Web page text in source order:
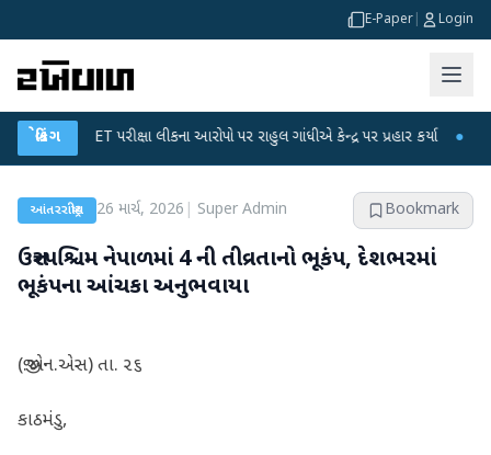
E-Paper Login
બ્રેકિંગ
NET પરીક્ષા લીકના આરોપો પર રાહુલ ગાંધીએ કેન્દ્ર પર પ્રહાર કર્યા ●
આંતરરાષ્ટ્રીય 26 માર્ચ, 2026 Super Admin Bookmark
ઉત્તરપશ્ચિમ નેપાળમાં 4 ની તીવ્રતાનો ભૂકંપ, દેશભરમાં
ભૂકંપના આંચકા અનુભવાયા
(જી.એન.એસ) તા. ૨૬
કાઠમંડુ,